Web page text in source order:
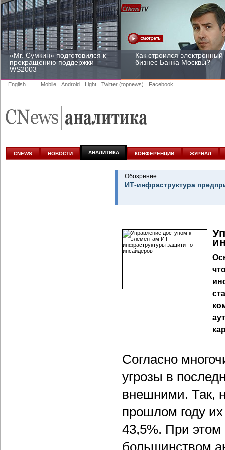
«Mr. Сумкин» подготовился к
прекращению поддержки
WS2003
Как строился электронный
бизнес Банка Москвы?
к аналитике
участвовать
English Mobile Android Light Twitter (topnews) Facebook
CNEWS НОВОСТИ АНАЛИТИКА КОНФЕРЕНЦИИ ЖУРНАЛ
Обозрение
ИТ-инфраструктура
Согласно
угрозы в
внешними. Так,
прошлом году
43,5%. При этом
большинством